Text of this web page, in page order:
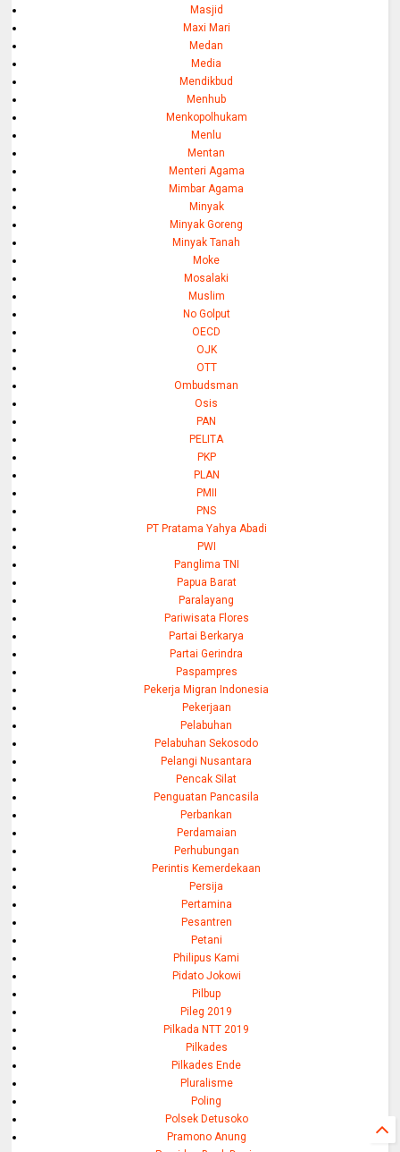
Masjid
Maxi Mari
Medan
Media
Mendikbud
Menhub
Menkopolhukam
Menlu
Mentan
Menteri Agama
Mimbar Agama
Minyak
Minyak Goreng
Minyak Tanah
Moke
Mosalaki
Muslim
No Golput
OECD
OJK
OTT
Ombudsman
Osis
PAN
PELITA
PKP
PLAN
PMII
PNS
PT Pratama Yahya Abadi
PWI
Panglima TNI
Papua Barat
Paralayang
Pariwisata Flores
Partai Berkarya
Partai Gerindra
Paspampres
Pekerja Migran Indonesia
Pekerjaan
Pelabuhan
Pelabuhan Sekosodo
Pelangi Nusantara
Pencak Silat
Penguatan Pancasila
Perbankan
Perdamaian
Perhubungan
Perintis Kemerdekaan
Persija
Pertamina
Pesantren
Petani
Philipus Kami
Pidato Jokowi
Pilbup
Pileg 2019
Pilkada NTT 2019
Pilkades
Pilkades Ende
Pluralisme
Poling
Polsek Detusoko
Pramono Anung